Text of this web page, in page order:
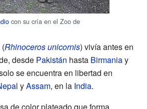
con su cría en el Zoo de
Rhinoceros unicornis) vivía antes en
desde Pakistán hasta Birmaniay
se encuentra en libertad en
yAssam, en la India.
de color plateado que forma